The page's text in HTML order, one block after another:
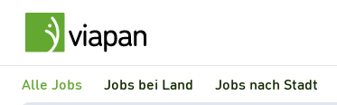
Alle Jobs Jobs bei Land Jobs nach Stadt